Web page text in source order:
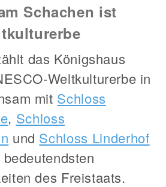
Schachen ist
das Königshaus
Weltkulturerbe in
mit Schloss
, Schloss
und Schloss Linderhof
des Freistaats.